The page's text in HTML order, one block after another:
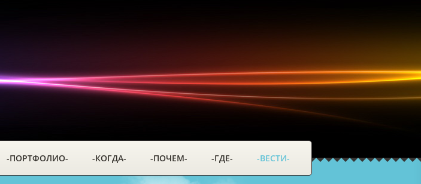
-ПОРТФОЛИО- -КОГДА- -ПОЧЕМ- -ГДЕ- -ВЕСТИ-